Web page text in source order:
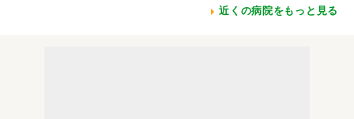
近くの病院をもっと見る